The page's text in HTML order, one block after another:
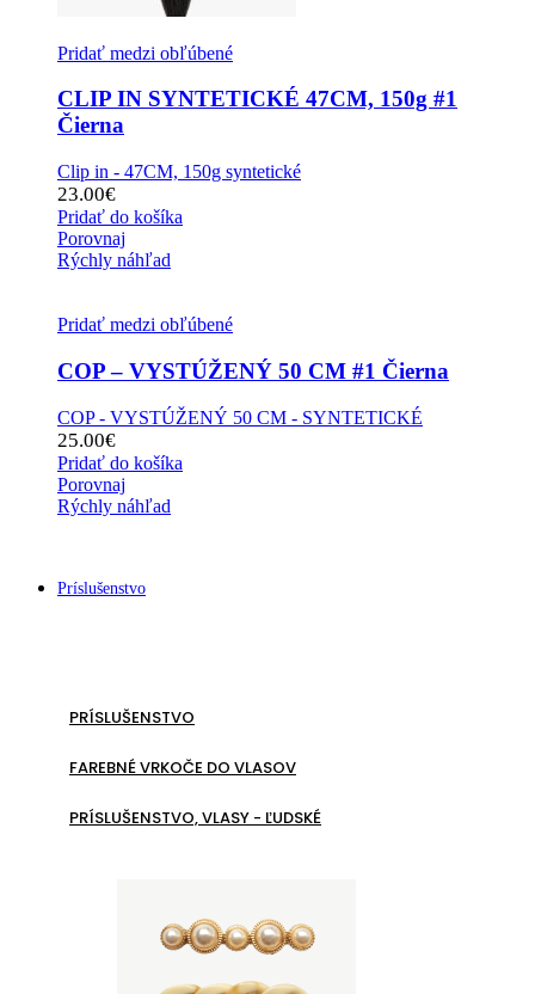
Pridať medzi obľúbené
CLIP IN SYNTETICKÉ 47CM, 150g #1
Čierna
Clip in - 47CM, 150g syntetické
23.00€
Pridať do košíka
Porovnaj
Rýchly náhľad
Pridať medzi obľúbené
COP – VYSTÚŽENÝ 50 CM #1 Čierna
COP - VYSTÚŽENÝ 50 CM - SYNTETICKÉ
25.00€
Pridať do košíka
Porovnaj
Rýchly náhľad
Príslušenstvo
PRÍSLUŠENSTVO
FAREBNÉ VRKOČE DO VLASOV
PRÍSLUŠENSTVO, VLASY - ĽUDSKÉ